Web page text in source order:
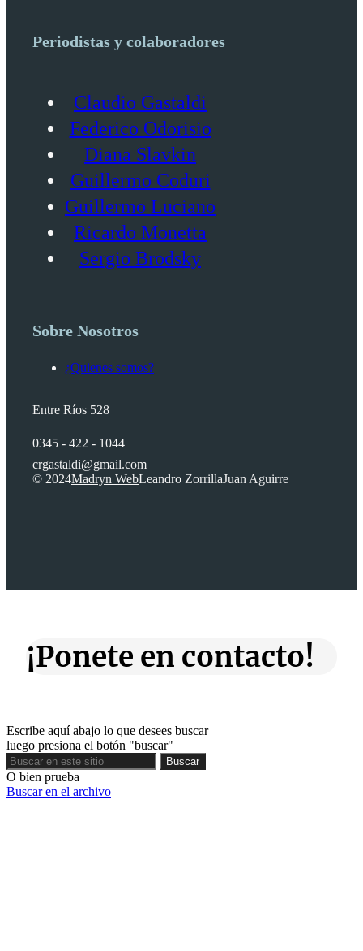
Periodistas y colaboradores
Claudio Gastaldi
Federico Odorisio
Diana Slavkin
Guillermo Coduri
Guillermo Luciano
Ricardo Monetta
Sergio Brodsky
Sobre Nosotros
¿Quienes somos?
Entre Ríos 528
0345 - 422 - 1044
crgastaldi@gmail.com
© 2024Madryn WebLeandro ZorrillaJuan Aguirre
¡Ponete en contacto!
Escribe aquí abajo lo que desees buscar
luego presiona el botón "buscar"
Buscar
Buscar
O bien prueba
Buscar en el archivo